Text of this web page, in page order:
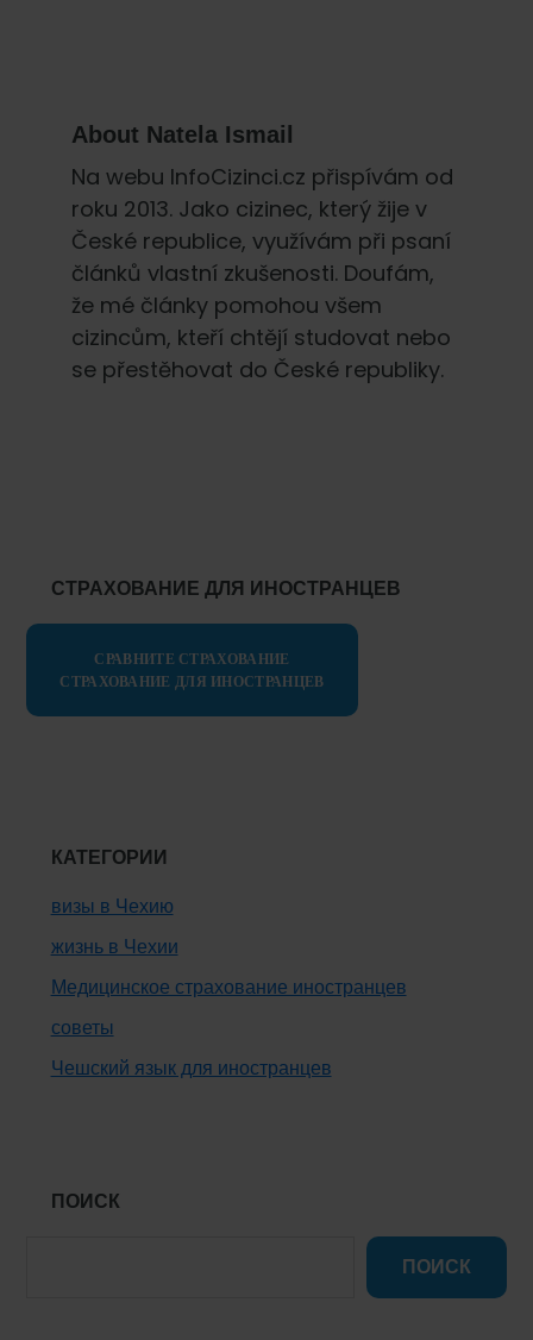
About Natela Ismail
Na webu InfoCizinci.cz přispívám od
roku 2013. Jako cizinec, který žije v
České republice, využívám při psaní
článků vlastní zkušenosti. Doufám,
že mé články pomohou všem
cizincům, kteří chtějí studovat nebo
se přestěhovat do České republiky.
СТРАХОВАНИЕ ДЛЯ ИНОСТРАНЦЕВ
СРАВНИТЕ СТРАХОВАНИЕ
СТРАХОВАНИЕ ДЛЯ ИНОСТРАНЦЕВ
КАТЕГОРИИ
визы в Чехию
жизнь в Чехии
Медицинское страхование иностранцев
советы
Чешский язык для иностранцев
ПОИСК
ПОИСК